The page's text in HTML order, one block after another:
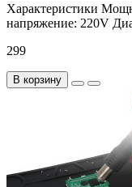
Характеристики
напряжение: 220V
299
В корзину